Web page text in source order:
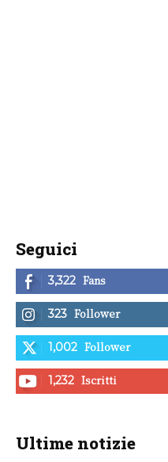
Seguici
3,322 Fans
323 Follower
1,002 Follower
1,232 Iscritti
Ultime notizie